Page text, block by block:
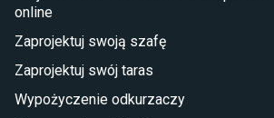
Płytki
Płytki Cersanit
Płytki wielkoformatowe
online
Zaprojektuj swoją szafę
Zaprojektuj swój taras
Wypożyczenie odkurzaczy